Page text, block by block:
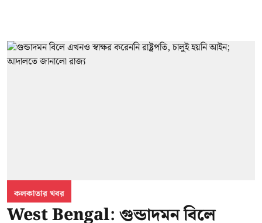
কলকাতার খবর
West Bengal: গুন্ডাদমন বিলে